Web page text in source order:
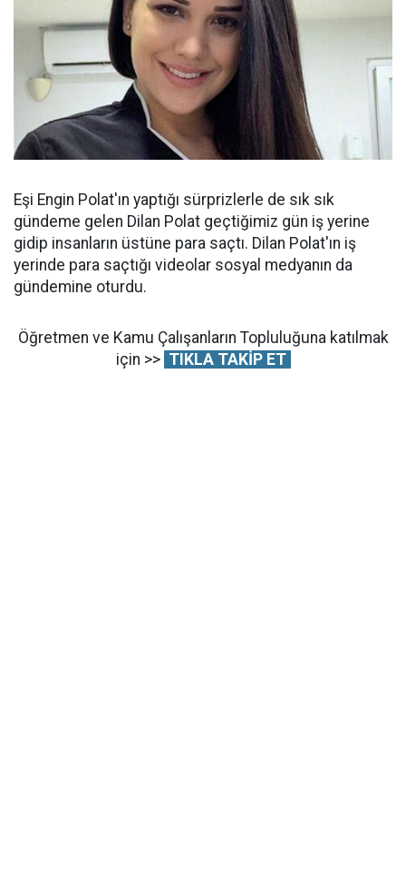
Eşi Engin Polat'ın yaptığı sürprizlerle de sık sık
gündeme gelen Dilan Polat geçtiğimiz gün iş yerine
gidip insanların üstüne para saçtı. Dilan Polat'ın iş
yerinde para saçtığı videolar sosyal medyanın da
gündemine oturdu.
Öğretmen ve Kamu Çalışanların Topluluğuna katılmak
için >> TIKLA TAKİP ET